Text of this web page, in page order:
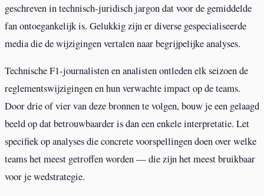
geschreven in technisch-juridisch jargon dat voor de gemiddelde
fan ontoegankelijk is. Gelukkig zijn er diverse gespecialiseerde
media die de wijzigingen vertalen naar begrijpelijke analyses.
Technische F1-journalisten en analisten ontleden elk seizoen de
reglementswijzigingen en hun verwachte impact op de teams.
Door drie of vier van deze bronnen te volgen, bouw je een gelaagd
beeld op dat betrouwbaarder is dan een enkele interpretatie. Let
specifiek op analyses die concrete voorspellingen doen over welke
teams het meest getroffen worden — die zijn het meest bruikbaar
voor je wedstrategie.